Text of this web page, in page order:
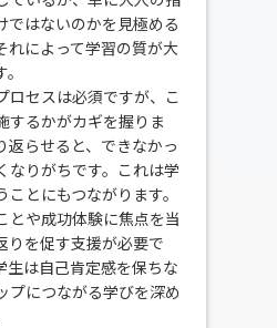
ではないのかを見極める
れによって学習の質が大
ロセスは必須ですが、こ
するかがカギを握りま
返らせると、できなかっ
なりがちです。これは学
とにもつながります。
とや成功体験に焦点を当
りを促す支援が必要で
生は自己肯定感を保ちな
プにつながる学びを深め